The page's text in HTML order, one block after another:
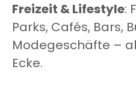
Freizeit & Lifestyle:
Parks, Cafés, Bars,
Modegeschäfte –
Ecke.